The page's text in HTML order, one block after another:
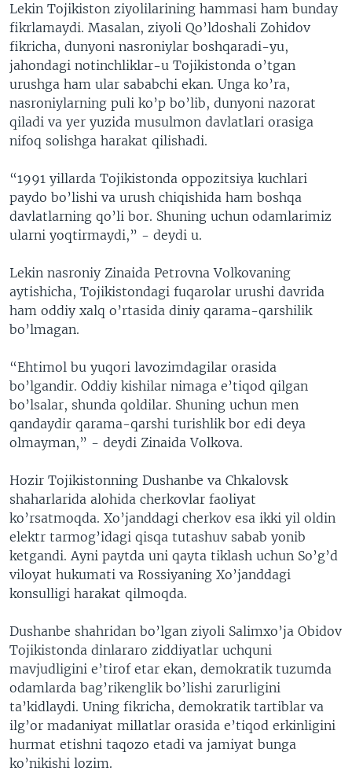
Lekin Tojikiston ziyolilarining hammasi ham bunday
fikrlamaydi. Masalan, ziyoli Qo’ldoshali Zohidov
fikricha, dunyoni nasroniylar boshqaradi-yu,
jahondagi notinchliklar-u Tojikistonda o’tgan
urushga ham ular sababchi ekan. Unga ko’ra,
nasroniylarning puli ko’p bo’lib, dunyoni nazorat
qiladi va yer yuzida musulmon davlatlari orasiga
nifoq solishga harakat qilishadi.
“1991 yillarda Tojikistonda oppozitsiya kuchlari
paydo bo’lishi va urush chiqishida ham boshqa
davlatlarning qo’li bor. Shuning uchun odamlarimiz
ularni yoqtirmaydi,” - deydi u.
Lekin nasroniy Zinaida Petrovna Volkovaning
aytishicha, Tojikistondagi fuqarolar urushi davrida
ham oddiy xalq o’rtasida diniy qarama-qarshilik
bo’lmagan.
“Ehtimol bu yuqori lavozimdagilar orasida
bo’lgandir. Oddiy kishilar nimaga e’tiqod qilgan
bo’lsalar, shunda qoldilar. Shuning uchun men
qandaydir qarama-qarshi turishlik bor edi deya
olmayman,” - deydi Zinaida Volkova.
Hozir Tojikistonning Dushanbe va Chkalovsk
shaharlarida alohida cherkovlar faoliyat
ko’rsatmoqda. Xo’janddagi cherkov esa ikki yil oldin
elektr tarmog’idagi qisqa tutashuv sabab yonib
ketgandi. Ayni paytda uni qayta tiklash uchun So’g’d
viloyat hukumati va Rossiyaning Xo’janddagi
konsulligi harakat qilmoqda.
Dushanbe shahridan bo’lgan ziyoli Salimxo’ja Obidov
Tojikistonda dinlararo ziddiyatlar uchquni
mavjudligini e’tirof etar ekan, demokratik tuzumda
odamlarda bag’rikenglik bo’lishi zarurligini
ta’kidlaydi. Uning fikricha, demokratik tartiblar va
ilg’or madaniyat millatlar orasida e’tiqod erkinligini
hurmat etishni taqozo etadi va jamiyat bunga
ko’nikishi lozim.